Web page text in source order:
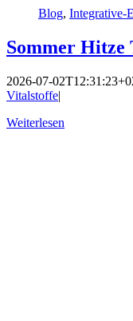
Blog, Integrative-
Sommer Hitze
2026-07-
Vitalstoffe|
Weiterlesen